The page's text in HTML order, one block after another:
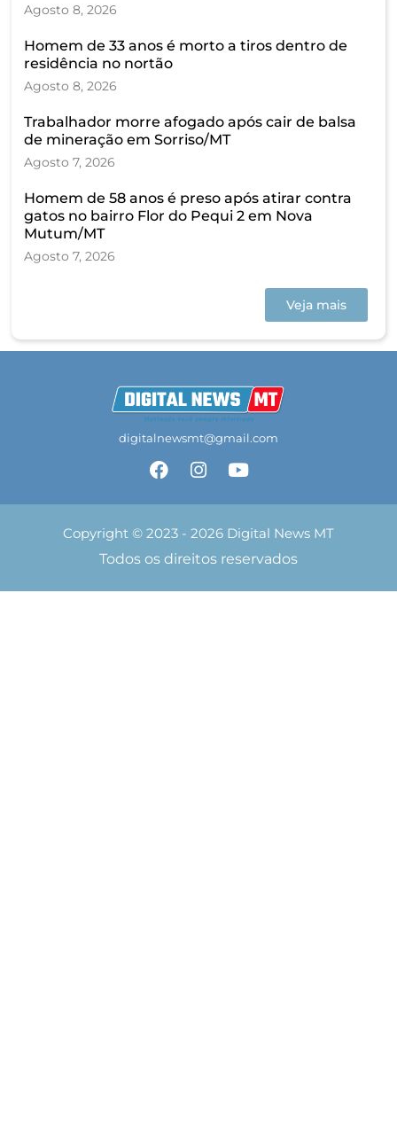
Agosto 8, 2026
Homem de 33 anos é morto a tiros dentro de
residência no nortão
Agosto 8, 2026
Trabalhador morre afogado após cair de balsa
de mineração em Sorriso/MT
Agosto 7, 2026
Homem de 58 anos é preso após atirar contra
gatos no bairro Flor do Pequi 2 em Nova
Mutum/MT
Agosto 7, 2026
Veja mais
digitalnewsmt@gmail.com
Copyright © 2023 - 2026 Digital News MT
Todos os direitos reservados